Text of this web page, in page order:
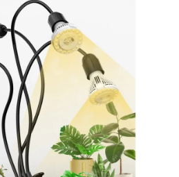
Vásárlás
Blog
Kapcsolat